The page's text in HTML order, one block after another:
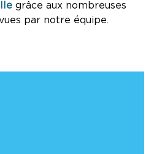
grâce aux nombreuses
par notre équipe.